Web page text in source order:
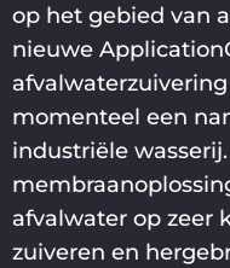
op het gebied van
nieuwe
momenteel een
industriële
afvalwater op zeer
zuiveren en